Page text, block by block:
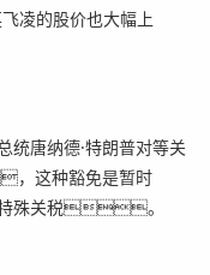
的股价也大幅上
统唐纳德·特朗普对等关
这种豁免是暂时
殊关税。